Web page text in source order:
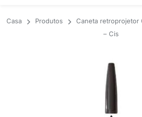
Casa Produtos
Caneta retroprojetor
– Cis